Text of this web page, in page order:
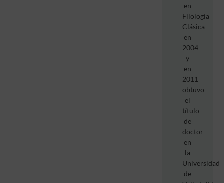
en
Filología
Clásica
en
2004
y
en
2011
obtuvo
el
título
de
doctor
en
la
Universidad
de